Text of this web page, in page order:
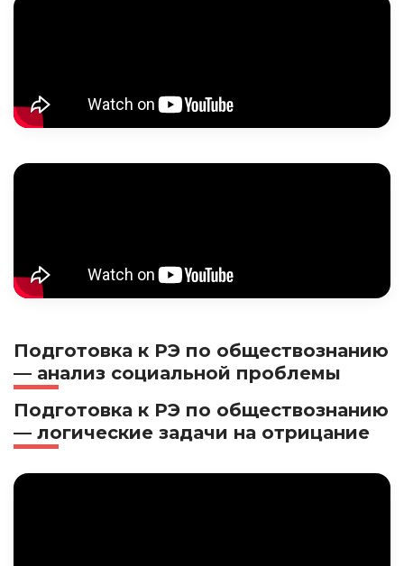
Подготовка к РЭ по обществознанию
— анализ социальной проблемы
Подготовка к РЭ по обществознанию
— логические задачи на отрицание